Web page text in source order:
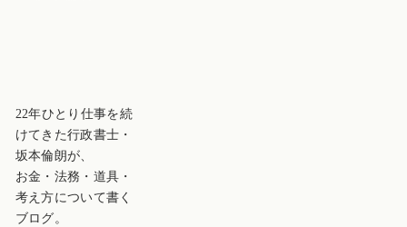
22年ひとり仕事を続
けてきた行政書士・
坂本倫朗が、
お金・法務・道具・
考え方について書く
ブログ。